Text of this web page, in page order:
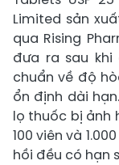
Limited sản
qua Rising
đưa ra sau
chuẩn về độ
ổn định dài
lọ thuốc bị ảnh
100 viên và
hồi đều có hạn